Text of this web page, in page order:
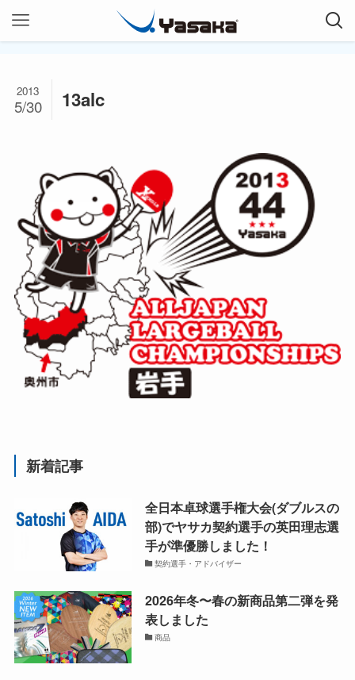
13alc
2013
5/30
新着記事
全日本卓球選手権大会(ダブルスの
部)でヤサカ契約選手の英田理志選
手が準優勝しました！
契約選手・アドバイザー
2026年冬〜春の新商品第二弾を発
表しました
商品